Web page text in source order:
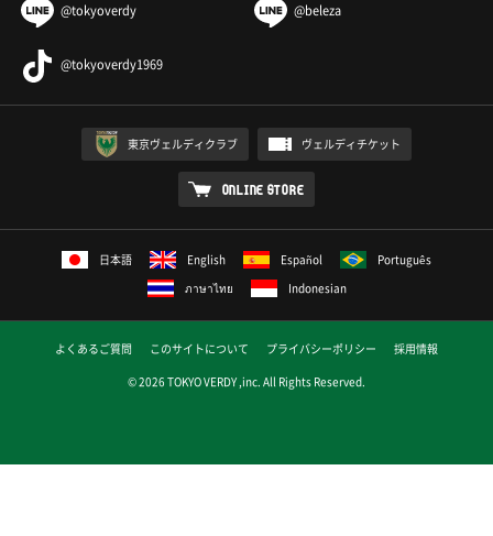
@tokyoverdy @beleza
@tokyoverdy1969
東京ヴェルディクラブ ヴェルディチケット
ONLINE STORE
日本語 English Español
Português
ภาษาไทย
Indonesian
よくあるご質問 このサイトについて プライバシーポリシー
採用情報
© 2026 TOKYO VERDY ,inc. All Rights Reserved.